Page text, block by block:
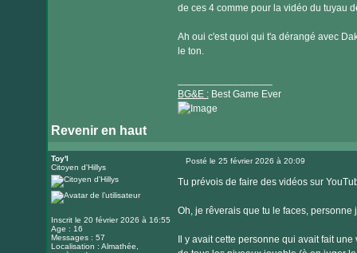
de ces 4 comme pour la vidéo du tuyau
Ah oui c'est quoi qui t'a dérangé avec
le ton.
BG&E :Best Game Ever
Revenir en haut
le
internet
Toy'l
Citoyen d'Hillys
Inscrit le 20 février 2026 à 16:55
Age : 16
Messages : 57
Localisation : Almathée,
Posté le 25 février 2026 à 20:09
Tu prévois de faire des vidéos sur
Oh, je rêverais que tu le faces,
Il y avait cette personne qui avait fait